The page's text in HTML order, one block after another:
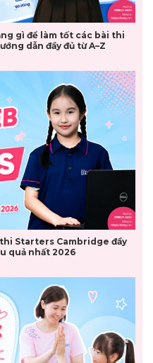
gì để làm tốt các bài thi
dẫn đầy đủ từ A–Z
Starters Cambridge đầy
quả nhất 2026